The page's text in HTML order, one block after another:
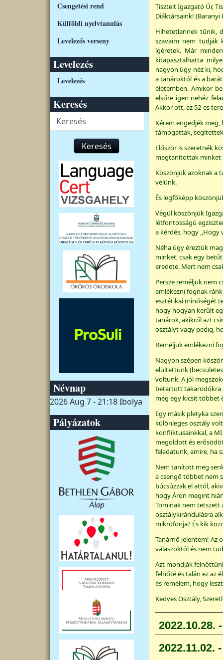
Csengetési rend
Külföldi nyelvtanulás
Levelezős verseny
Levelezés
Levelezés
Keresés
Keresés
Keresés
Névnap
2026 Aug 7 - 21:18Ibolya
Pályázatok
Tisztelt Igazgató Úr,
Diáktársaink! (Baranyi
Hihetetlennek tűnik,
szavaim nem tudják
ígéretek. Már
kitapasztalhatta
nagyon úgy néz ki,
a tanároktól és a
életemben. Amikor
elsőre igen nehéz
Akkor ott, az 52-es
Kérem engedjék
támogattak,
Először is szeretnék
megtanítottak minket
Köszönjük azoknak a
velünk.
És legfőképp
Végül köszönjük
létfontosságú
a kérdés, hogy ,,Hogy
Néha úgy éreztük
minket, csak egy
eredete. Mert nem
Persze reméljük nem
emlékezni fognak
esztétikai minőségét
hogy hogyan került
tanárok, akikről azt
osztályt vagy pedig,
Reméljük emlékezni
Nagyon szépen
elültettünk
voltunk. A jól
betartott takarodókra
még egy kicsit többet
Egy másik pletyka
különleges osztály
konfliktusainkkal, a
megoldott és
feladatunk, amire, ha
Nem tanított meg
a csengő többet nem
búcsúzzak el attól,
hogy Áron megint
Tominak nem tetszett
osztálykirándulásra
mikrofonja? És kik
Tanárnő jelentem! Az
válaszoktól és nem
Azt mondják
felnőté és talán ez az
és remélem, hogy
Kedves Osztály,
2022.10.28.
2022.11.02.